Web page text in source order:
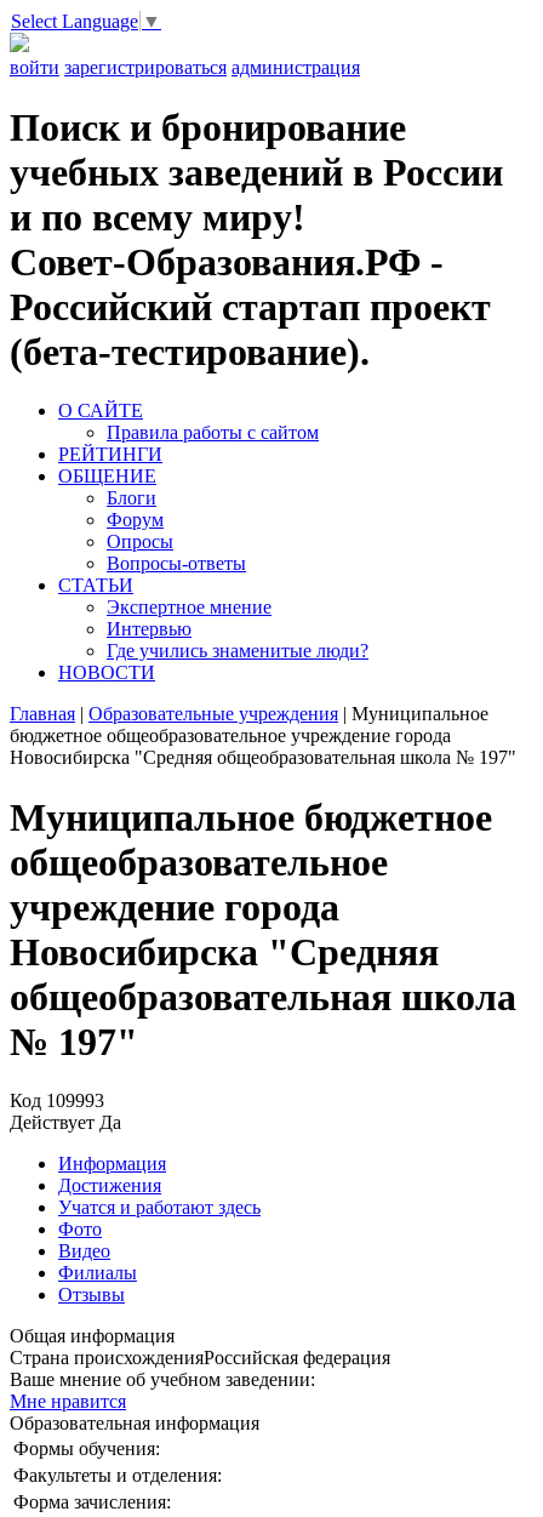
Select Language ▼
войти зарегистрироваться администрация
Поиск и бронирование
учебных заведений в России
и по всему миру!
Совет-Образования.РФ -
Российский стартап проект
(бета-тестирование).
О САЙТЕ
Правила работы с сайтом
РЕЙТИНГИ
ОБЩЕНИЕ
Блоги
Форум
Опросы
Вопросы-ответы
СТАТЬИ
Экспертное мнение
Интервью
Где учились знаменитые люди?
НОВОСТИ
Главная | Образовательные учреждения | Муниципальное
бюджетное общеобразовательное учреждение города
Новосибирска "Средняя общеобразовательная школа № 197"
Муниципальное бюджетное
общеобразовательное
учреждение города
Новосибирска "Средняя
общеобразовательная школа
№ 197"
Код 109993
Действует Да
Информация
Достижения
Учатся и работают здесь
Фото
Видео
Филиалы
Отзывы
Общая информация
Страна происхожденияРоссийская федерация
Ваше мнение об учебном заведении:
Мне нравится
Образовательная информация
Формы обучения:
Факультеты и отделения:
Форма зачисления: